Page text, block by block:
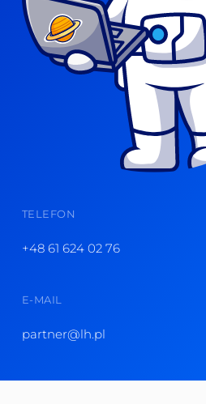
TELEFON
+48 61 624 02 76
E-MAIL
partner@lh.pl